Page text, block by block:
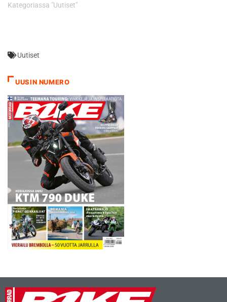
erityisesti Thomas Lüthi - ja
lisäksi hän toisi merkittävän
kerrotaan kuljettajan
taustoilta. Kalliolta
aikoinaan 125-kuutiosten
maailmanmestaruuden vain
viidellä pisteellä riistäneen ja
meneillään…
Kategoriassa "Uutiset"
Uutiset
UUSIN NUMERO